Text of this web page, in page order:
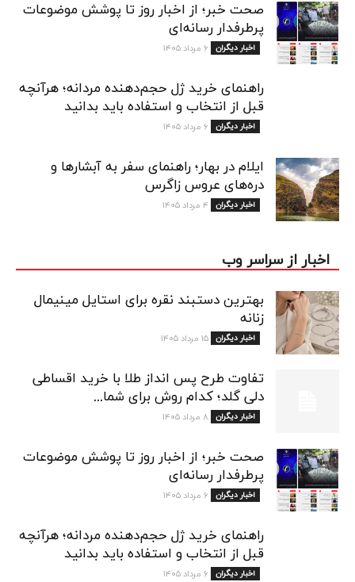
صحت خبر؛ از اخبار روز تا پوشش موضوعات
پرطرفدار رسانه‌ای
اخبار دیگران ۶ مرداد ۱۴۰۵
راهنمای خرید ژل حجم‌دهنده مردانه؛ هرآنچه
قبل از انتخاب و استفاده باید بدانید
اخبار دیگران ۶ مرداد ۱۴۰۵
ایلام در بهار؛ راهنمای سفر به آبشارها و
دره‌های عروس زاگرس
اخبار دیگران ۴ مرداد ۱۴۰۵
اخبار از سراسر وب
بهترین دستبند نقره برای استایل مینیمال
زنانه
اخبار دیگران ۱۵ مرداد ۱۴۰۵
تفاوت طرح پس انداز طلا با خرید اقساطی
دلی گلد؛ کدام روش برای شما...
اخبار دیگران ۸ مرداد ۱۴۰۵
صحت خبر؛ از اخبار روز تا پوشش موضوعات
پرطرفدار رسانه‌ای
اخبار دیگران ۶ مرداد ۱۴۰۵
راهنمای خرید ژل حجم‌دهنده مردانه؛ هرآنچه
قبل از انتخاب و استفاده باید بدانید
اخبار دیگران ۶ مرداد ۱۴۰۵